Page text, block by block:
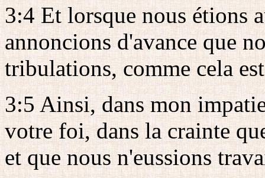
3:4 Et lorsque nous étions
annoncions d'avance que
tribulations, comme cela
3:5 Ainsi, dans mon
votre foi, dans la crainte
et que nous n'eussions